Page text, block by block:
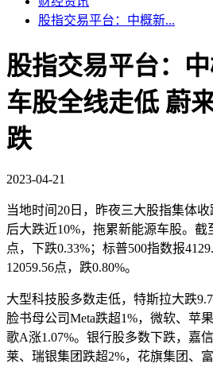
股指交易平台：中概新...
股指交易平台：
车股全线走低 蔚
跌
2023-04-21
当地时间20日，昨夜三大股指集体
后大跌近10%，拖累新能源车股。截
点，下跌0.33%；标普500指数报
12059.56点，跌0.80%。
大型科技股多数走低，特斯拉大跌
脸书母公司Meta跌超1%，微软、苹
歌A涨1.07%。银行股多数下跌，嘉
莱、瑞银集团跌超2%，花旗集团、